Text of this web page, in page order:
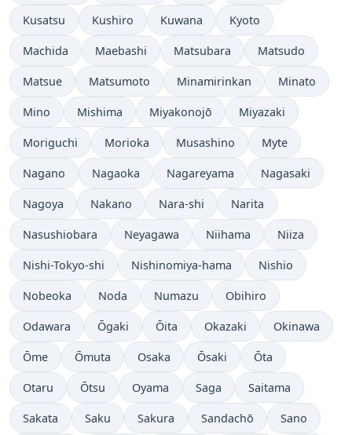
Kusatsu Kushiro Kuwana Kyoto
Machida Maebashi Matsubara Matsudo
Matsue Matsumoto Minamirinkan Minato
Mino Mishima Miyakonojō Miyazaki
Moriguchi Morioka Musashino Myte
Nagano Nagaoka Nagareyama Nagasaki
Nagoya Nakano Nara-shi Narita
Nasushiobara Neyagawa Niihama Niiza
Nishi-Tokyo-shi Nishinomiya-hama Nishio
Nobeoka Noda Numazu Obihiro
Odawara Ōgaki Ōita Okazaki Okinawa
Ōme Ōmuta Osaka Ōsaki Ōta
Otaru Ōtsu Oyama Saga Saitama
Sakata Saku Sakura Sandachō Sano